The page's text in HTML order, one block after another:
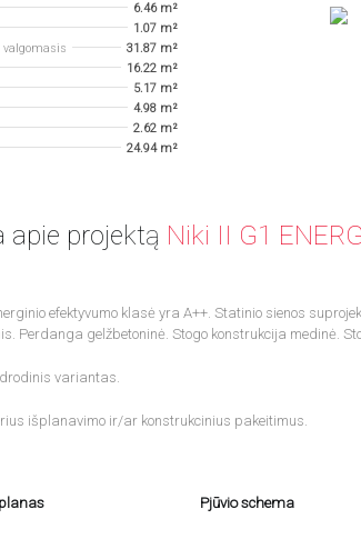
6.46 m²
1.07 m²
valgomasis
31.87 m²
16.22 m²
5.17 m²
4.98 m²
2.62 m²
24.94 m²
apie projektą Niki II G1
efektyvumo klasė yra A++. Statinio sienos
Perdanga gelžbetoninė. Stogo konstrukcija medinė.
variantas.
išplanavimo ir/ar konstrukcinius pakeitimus.
Pjūvio schema